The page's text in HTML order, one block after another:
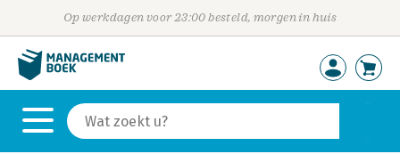
Op werkdagen voor 23:00 besteld, morgen in huis